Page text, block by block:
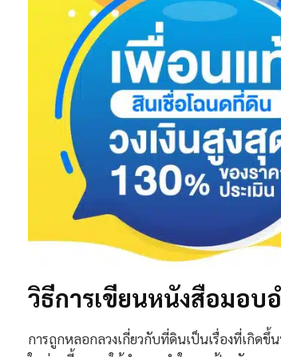
วิธีการเขียนหนังสือมอบ
การถูกหลอกลวงเกี่ยวกับที่ดินเป็นเรื่องที่เกิด